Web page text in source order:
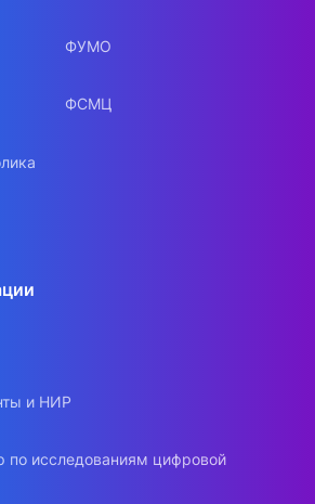
ФУМО
ФСМЦ
и НИР
по исследованиям цифровой